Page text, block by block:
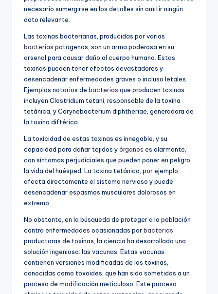
necesario sumergirse en los detalles sin omitir ningún
dato relevante.
Las toxinas bacterianas, producidas por varias
bacterias patógenas, son un arma poderosa en su
arsenal para causar daño al cuerpo humano. Estas
toxinas pueden tener efectos devastadores y
desencadenar enfermedades graves o incluso letales.
Ejemplos notorios de bacterias que producen toxinas
incluyen Clostridium tetani, responsable de la toxina
tetánica, y Corynebacterium diphtheriae, generadora de
la toxina diftérica.
La toxicidad de estas toxinas es innegable, y su
capacidad para dañar tejidos yórganos es alarmante,
con síntomas perjudiciales que pueden poner en peligro
la vida del huésped. La toxina tetánica, por ejemplo,
afecta directamente el sistema nervioso y puede
desencadenar espasmos musculares dolorosos en
extremo.
No obstante, en la búsqueda de proteger a la población
contra enfermedades ocasionadas porbacterias
productoras de toxinas, la ciencia ha desarrollado una
solución ingeniosa: las vacunas. Estas vacunas
contienen versiones modificadas de las toxinas,
conocidas como toxoides, que han sido sometidos a un
proceso de modificación meticuloso. Este proceso